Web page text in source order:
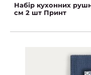
Набір кухонних
см 2 шт Принт